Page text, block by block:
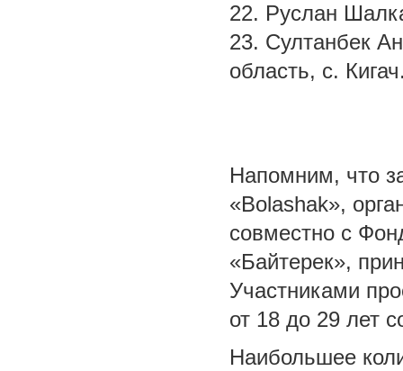
22. Руслан
23. Султанбек
область, с.
Напомним, что
«Bolashak»,
совместно с
«Байтерек»,
Участниками
от 18 до 29 лет
Наибольшее